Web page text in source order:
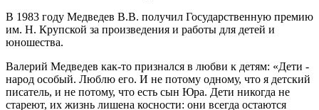
В 1983 году Медведев В.В. получил Государственную премию
им. Н. Крупской за произведения и работы для детей и
юношества.
Валерий Медведев как-то признался в любви к детям: «Дети -
народ особый. Люблю его. И не потому одному, что я детский
писатель, и не потому, что есть сын Юра. Дети никогда не
стареют, их жизнь лишена косности: они всегда остаются